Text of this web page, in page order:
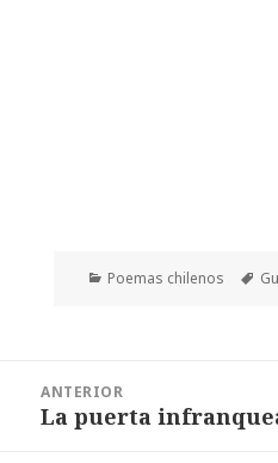
Categorías
Poemas chilenos
entradas
ANTERIOR
Entrada
La puerta